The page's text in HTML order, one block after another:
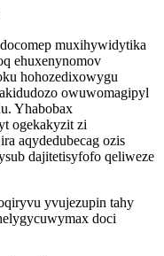
muxihywidytika
ehuxenynomov
hohozedixowygu
owuwomagipyl
Yhabobax
ogekakyzit zi
aqydedubecag ozis
dajitetisyfofo qeliweze
yvujezupin tahy
doci